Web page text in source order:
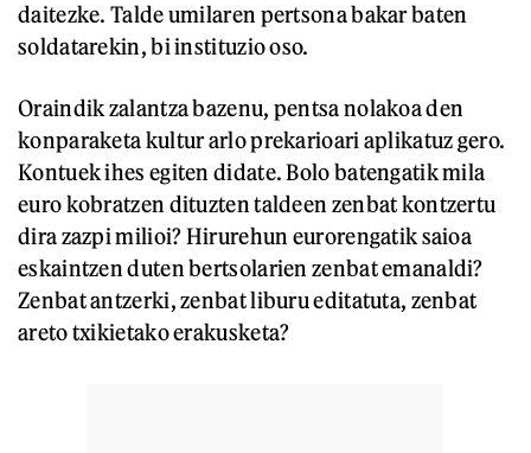
daitezke. Talde umilaren pertsona bakar baten
soldatarekin, bi instituzio oso.
Oraindik zalantza bazenu, pentsa nolakoa den
konparaketa kultur arlo prekarioari aplikatuz gero.
Kontuek ihes egiten didate. Bolo batengatik mila
euro kobratzen dituzten taldeen zenbat kontzertu
dira zazpi milioi? Hirurehun eurorengatik saioa
eskaintzen duten bertsolarien zenbat emanaldi?
Zenbat antzerki, zenbat liburu editatuta, zenbat
areto txikietako erakusketa?